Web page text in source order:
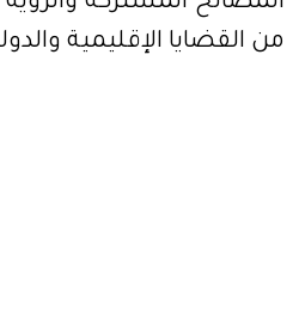
من القضايا الإقليمية